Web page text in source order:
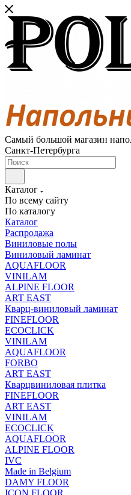
Самый большой магазин
Санкт-Петербурга
Каталог
По всему сайту
По каталогу
Каталог
Распродажа
Виниловые полы
Виниловый ламинат
AQUAFLOOR
VINILAM
ALPINE FLOOR
ART EAST
Кварц-виниловый ламинат
FINEFLOOR
ECOCLICK
VINILAM
AQUAFLOOR
FORBO
ART EAST
Кварцвиниловая плитка
FINEFLOOR
ART EAST
VINILAM
ECOCLICK
AQUAFLOOR
ALPINE FLOOR
IVC
Made in Belgium
DAMY FLOOR
ICON FLOOR